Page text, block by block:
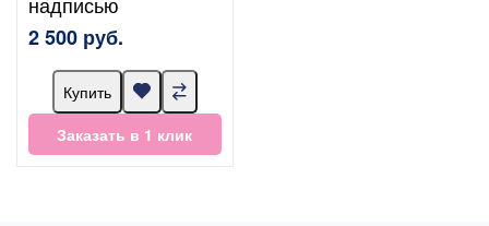
2 500 руб.
Купить
Заказать в 1 клик